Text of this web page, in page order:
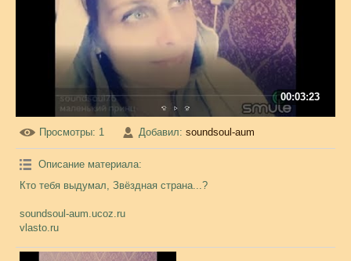
00:03:23
Просмотры: 1 Добавил: soundsoul-aum
Описание материала:
Кто тебя выдумал, Звёздная страна...?
soundsoul-aum.ucoz.ru
vlasto.ru